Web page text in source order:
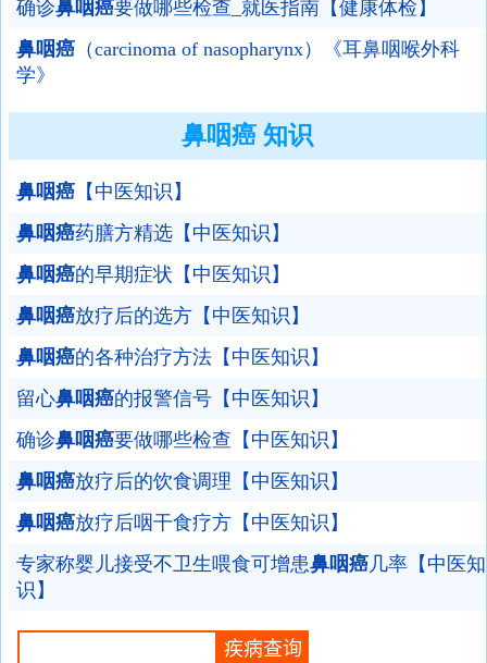
确诊鼻咽癌要做哪些检查_就医指南【健康体检】
鼻咽癌 （carcinoma of nasopharynx）《耳鼻咽喉外科
学》
鼻咽癌 知识
鼻咽癌 【中医知识】
鼻咽癌药膳方精选【中医知识】
鼻咽癌的早期症状【中医知识】
鼻咽癌放疗后的选方【中医知识】
鼻咽癌的各种治疗方法【中医知识】
留心鼻咽癌的报警信号【中医知识】
确诊鼻咽癌要做哪些检查【中医知识】
鼻咽癌放疗后的饮食调理【中医知识】
鼻咽癌放疗后咽干食疗方【中医知识】
专家称婴儿接受不卫生喂食可增患鼻咽癌几率【中医知
识】